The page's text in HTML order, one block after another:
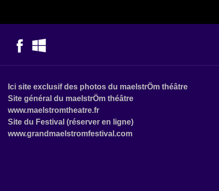
Ici site exclusif des photos du maelstrÖm théâtre
Site général du maelstrÖm théâtre
www.maelstromtheatre.fr
Site du Festival (réserver en ligne)
www.grandmaelstromfestival.com